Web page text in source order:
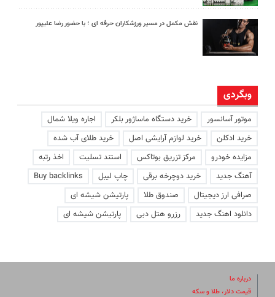
نقش مکمل در مسیر ورزشکاران حرفه ای ؛ با حضور رضا علیپور
وبگردی
موتور آسانسور خرید دستگاه ماساژور بلکر
اجاره ویلا شمال
خرید ادکلن
خرید لوازم آرایشی اصل
خرید طلای آب شده
مزایده خودرو
مرکز تزریق بوتاکس استند تسلیت
اخذ رتبه
آهنگ جدید
خرید دوچرخه برقی چاپ لیبل
Buy backlinks
صرافی ارز دیجیتال
صندوق طلا
پارتیشن شیشه ای
دانلود اهنگ جدید
رزرو هتل دبی پارتیشن شیشه ای
درباره ما
قیمت دلار، طلا و سکه